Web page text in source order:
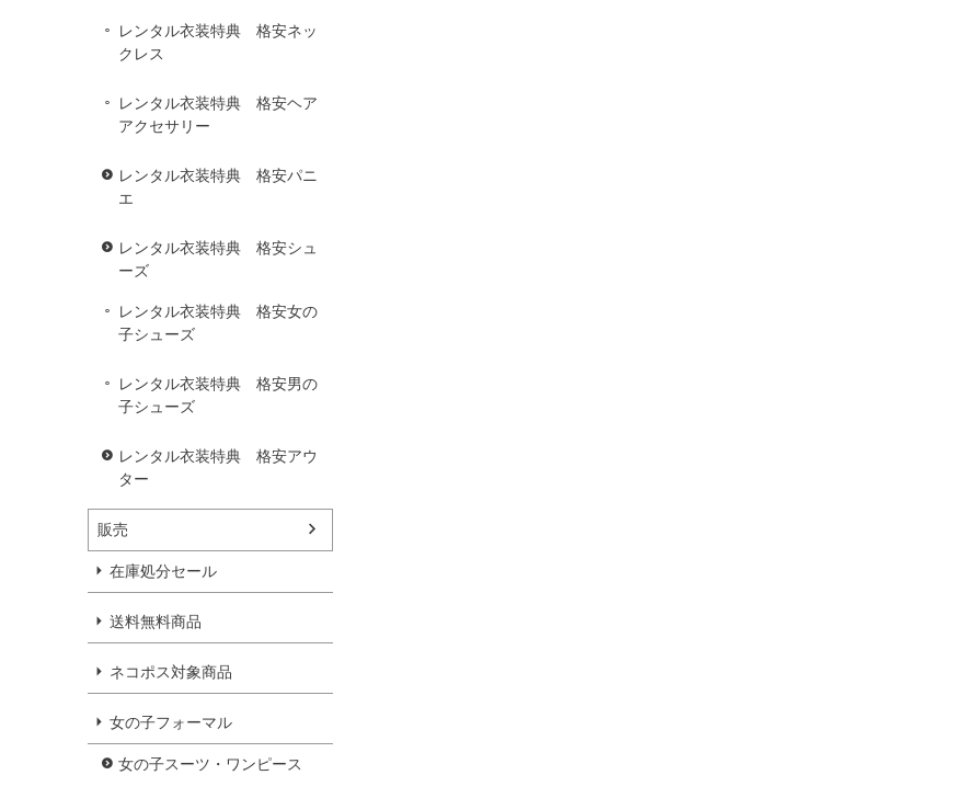
レンタル衣装特典 格安ネッ
クレス
レンタル衣装特典 格安ヘア
アクセサリー
レンタル衣装特典 格安パニ
エ
レンタル衣装特典 格安シュ
ーズ
レンタル衣装特典 格安女の
子シューズ
レンタル衣装特典 格安男の
子シューズ
レンタル衣装特典 格安アウ
ター
販売
在庫処分セール
送料無料商品
ネコポス対象商品
女の子フォーマル
女の子スーツ・ワンピース